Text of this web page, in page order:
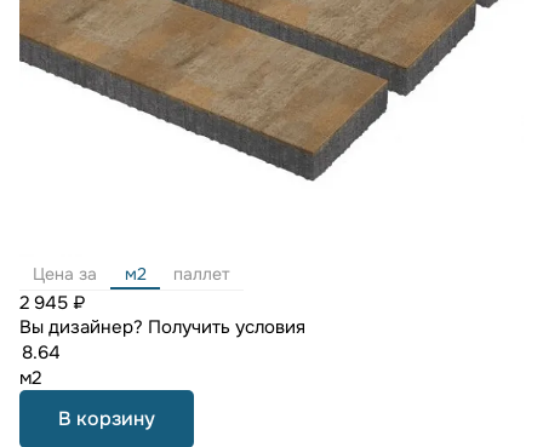
Цена за м2 паллет
2 945 ₽
Вы дизайнер? Получить условия
м2
В корзину